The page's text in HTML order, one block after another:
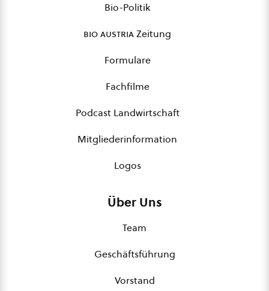
Bio-Politik
bio austriaZeitung
Formulare
Fachfilme
Podcast Landwirtschaft
Mitgliederinformation
Logos
Über Uns
Team
Geschäftsführung
Vorstand